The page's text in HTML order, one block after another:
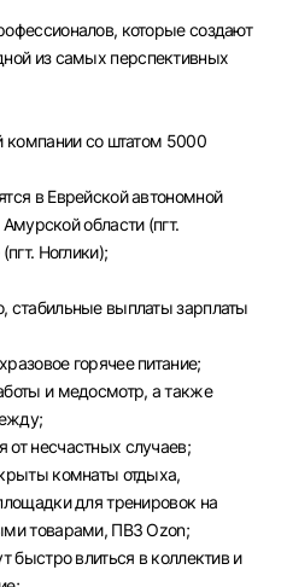
которые создают
из самых перспективных
компании со штатом 5000
в Еврейской автономной
области (пгт.
Ноглики);
стабильные выплаты зарплаты
горячее питание;
и медосмотр, а также
несчастных случаев;
комнаты отдыха,
для тренировок на
товарами, ПВЗ Ozon;
быстро влиться в коллектив и